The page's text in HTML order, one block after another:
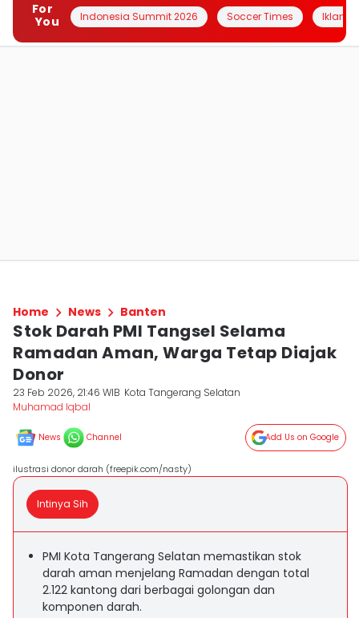
For
You
Indonesia Summit 2026 Soccer Times Iklanin
Home News Banten
Stok Darah PMI Tangsel Selama
Ramadan Aman, Warga Tetap Diajak
Donor
23 Feb 2026, 21:46 WIB Kota Tangerang Selatan
Muhamad Iqbal
News Channel Add Us on Google
ilustrasi donor darah (freepik.com/nasty)
Intinya Sih
PMI Kota Tangerang Selatan memastikan stok
darah aman menjelang Ramadan dengan total
2.122 kantong dari berbagai golongan dan
komponen darah.